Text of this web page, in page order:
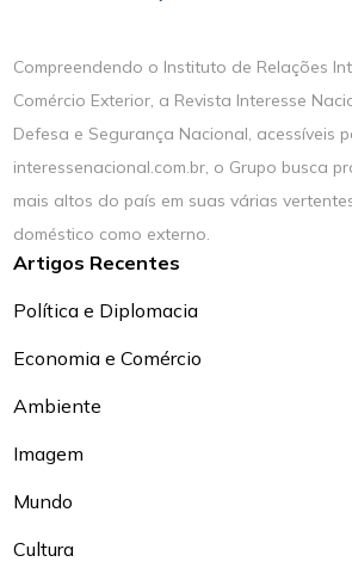
Compreendendo o Instituto de Relações
Comércio Exterior, a Revista Interesse
Defesa e Segurança Nacional, acessíveis
interessenacional.com.br, o Grupo busca
mais altos do país em suas várias
doméstico como externo.
Artigos Recentes
Política e Diplomacia
Economia e Comércio
Ambiente
Imagem
Mundo
Cultura